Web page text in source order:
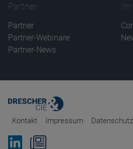
Partner
Partner
Partner-Webinare
Partner-News
Kontakt Impressum Datenschutz
Bei Linkedin folgen
Zum Newsletter